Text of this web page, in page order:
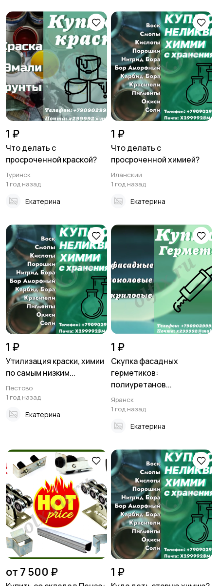
1 ₽
Что делать с
просроченной краской?
Туринск
1 год назад
Екатерина
1 ₽
Что делать с
просроченной химией?
Иланский
1 год назад
Екатерина
1 ₽
Утилизация краски, химии
по самым низким...
Пестово
1 год назад
Екатерина
1 ₽
Скупка фасадных
герметиков:
полиуретанов...
Яранск
1 год назад
Екатерина
от 7 500 ₽ 1 ₽